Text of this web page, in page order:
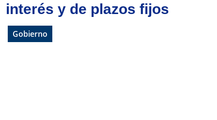
interés y de plazos fijos
Gobierno